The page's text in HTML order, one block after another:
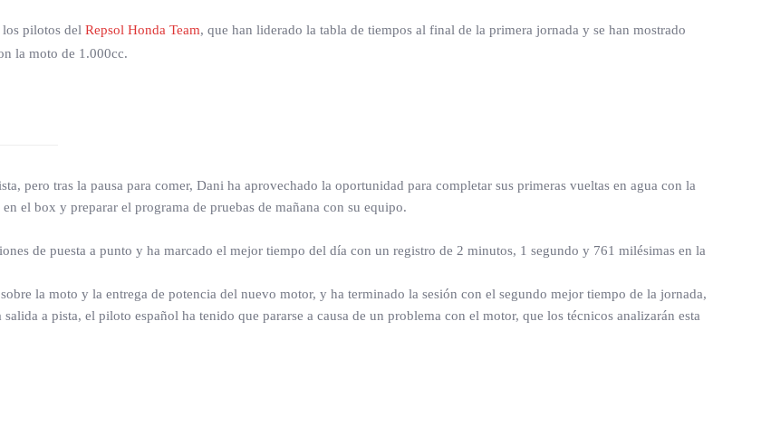
los pilotos del Repsol Honda Team, que han liderado la tabla de tiempos al final de la primera jornada y se han mostrado
la moto de 1.000cc.
pero tras la pausa para comer, Dani ha aprovechado la oportunidad para completar sus primeras vueltas en agua con la
el box y preparar el programa de pruebas de mañana con su equipo.
de puesta a punto y ha marcado el mejor tiempo del día con un registro de 2 minutos, 1 segundo y 761 milésimas en la
la moto y la entrega de potencia del nuevo motor, y ha terminado la sesión con el segundo mejor tiempo de la jornada,
a pista, el piloto español ha tenido que pararse a causa de un problema con el motor, que los técnicos analizarán esta